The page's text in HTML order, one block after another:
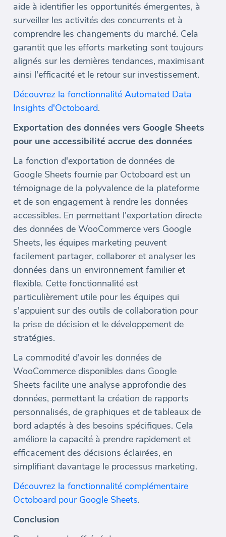
aide à identifier les opportunités émergentes, à
surveiller les activités des concurrents et à
comprendre les changements du marché. Cela
garantit que les efforts marketing sont toujours
alignés sur les dernières tendances, maximisant
ainsi l'efficacité et le retour sur investissement.
Découvrez la fonctionnalité Automated Data
Insights d'Octoboard.
Exportation des données vers Google Sheets
pour une accessibilité accrue des données
La fonction d'exportation de données de
Google Sheets fournie par Octoboard est un
témoignage de la polyvalence de la plateforme
et de son engagement à rendre les données
accessibles. En permettant l'exportation directe
des données de WooCommerce vers Google
Sheets, les équipes marketing peuvent
facilement partager, collaborer et analyser les
données dans un environnement familier et
flexible. Cette fonctionnalité est
particulièrement utile pour les équipes qui
s'appuient sur des outils de collaboration pour
la prise de décision et le développement de
stratégies.
La commodité d'avoir les données de
WooCommerce disponibles dans Google
Sheets facilite une analyse approfondie des
données, permettant la création de rapports
personnalisés, de graphiques et de tableaux de
bord adaptés à des besoins spécifiques. Cela
améliore la capacité à prendre rapidement et
efficacement des décisions éclairées, en
simplifiant davantage le processus marketing.
Découvrez la fonctionnalité complémentaire
Octoboard pour Google Sheets.
Conclusion